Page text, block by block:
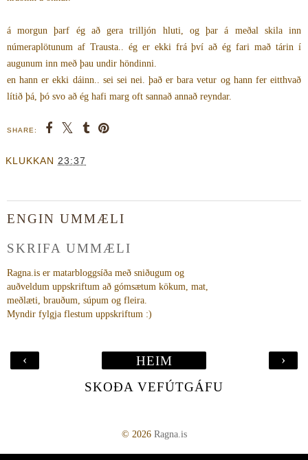
á morgun þarf ég að gera trilljón hluti, og þar á meðal skila inn
númeraplötunum af Trausta.. ég er ekki frá því að ég fari mað tárin í
augunum inn með þau undir höndinni.
en hann er ekki dáinn.. sei sei nei. það er bara vetur og hann fer eitthvað
lítið þá, þó svo að ég hafi marg oft sannað annað reyndar.
SHARE:
KLUKKAN 23:37
ENGIN UMMÆLI
SKRIFA UMMÆLI
Ragna.is er matarbloggsíða með sniðugum og
auðveldum uppskriftum að gómsætum kökum, mat,
meðlæti, brauðum, súpum og fleira.
Myndir fylgja flestum uppskriftum :)
‹ ›
HEIM
SKOÐA VEFÚTGÁFU
© 2026 Ragna.is